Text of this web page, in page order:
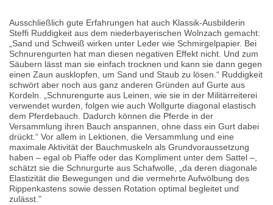
Ausschließlich gute Erfahrungen hat auch Klassik-Ausbilderin
Steffi Ruddigkeit aus dem niederbayerischen Wolnzach gemacht:
„Sand und Schweiß wirken unter Leder wie Schmirgelpapier. Bei
Schnurengurten hat man diesen negativen Effekt nicht. Und zum
Säubern lässt man sie einfach trocknen und kann sie dann gegen
einen Zaun ausklopfen, um Sand und Staub zu lösen.“ Ruddigkeit
schwört aber noch aus ganz anderen Gründen auf Gurte aus
Kordeln. „Schnurengurte aus Leinen, wie sie in der Militärreiterei
verwendet wurden, folgen wie auch Wollgurte diagonal elastisch
dem Pferdebauch. Dadurch können die Pferde in der
Versammlung ihren Bauch anspannen, ohne dass ein Gurt dabei
drückt.“ Vor allem in Lektionen, die Versammlung und eine
maximale Aktivität der Bauchmuskeln als Grundvoraussetzung
haben – egal ob Piaffe oder das Kompliment unter dem Sattel –,
schätzt sie die Schnurgurte aus Schafwolle, „da deren diagonale
Elastizität die Bewegungen und die vermehrte Aufwölbung des
Rippenkastens sowie dessen Rotation optimal begleitet und
zulässt."